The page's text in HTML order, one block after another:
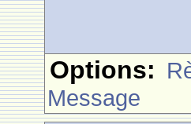
Options:
Message